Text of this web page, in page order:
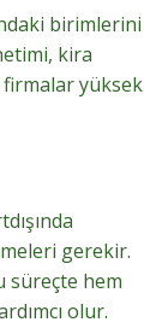
birimlerini
kira
firmalar yüksek
gerekir.
süreçte hem
olur.